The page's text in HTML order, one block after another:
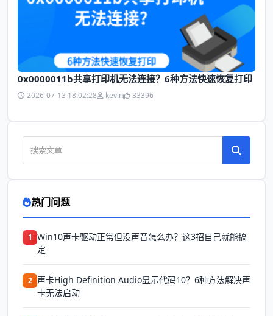
0x0000011b共享打印机无法连接？6种方法快速恢复打印
2026-07-13 18:02:28 kevin 33396
热门问题
1 Win10声卡驱动正常但没声音怎么办？这3招自己就能搞
定
2 声卡High Definition Audio显示代码10？6种方法解决声
卡无法启动